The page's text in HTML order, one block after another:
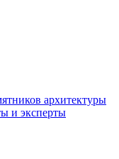
архитектуры
и эксперты